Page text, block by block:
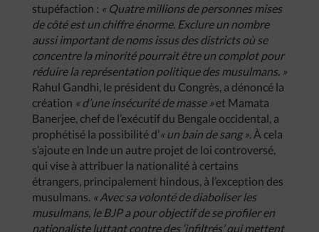
stupéfaction : « Quatre millions de personnes mises
de côté est un chiffre énorme. Exclure un nombre
aussi important de noms issus des districts où se
concentre la minorité pourrait être un complot pour
réduire la représentation politique des musulmans. »
Rahul Gandhi, le président du Congrès, a dénoncé la
création « d’une insécurité de masse » et Mamata
Banerjee, chef de l’exécutif du Bengale occidental, a
prophétisé la possibilité d’« un bain de sang ». À cela
s’ajoute en Inde un autre projet de loi controversé,
qui vise à attribuer la nationalité à certains
étrangers, principalement hindous, à l’exception des
musulmans. « Avec sa volonté de diaboliser les
musulmans, le BJP a pour objectif de se profiler en
nationaliste luttant contre des ‘infiltrés’ qui mettent